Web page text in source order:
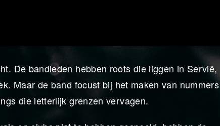
De bandleden hebben roots die liggen in Servië,
Maar de band focust bij het maken van nummers
die letterlijk grenzen vervagen.